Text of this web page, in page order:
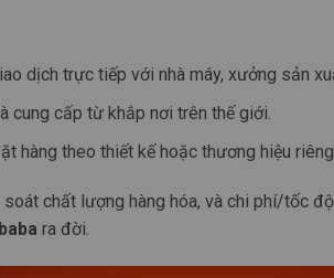
dịch trực tiếp với nhà máy, xưởng sản
cung cấp từ khắp nơi trên thế giới.
hàng theo thiết kế hoặc thương hiệu riêng.
soát chất lượng hàng hóa, và chi phí/tốc
ra đời.